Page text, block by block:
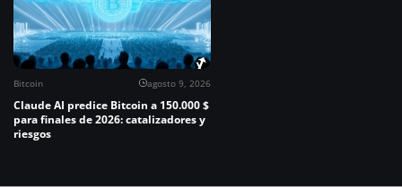
Bitcoin agosto 9, 2026
Claude AI predice Bitcoin a 150.000 $
para finales de 2026: catalizadores y
riesgos